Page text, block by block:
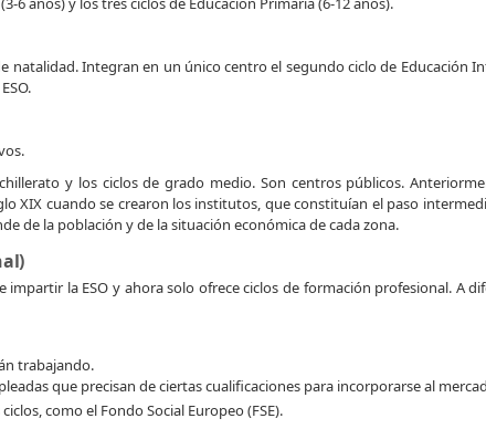
natalidad. Integran en un único centro el segundo ciclo de Educación
y los ciclos de grado medio. Son centros públicos.
XIX cuando se crearon los institutos, que constituían el paso
de la población y de la situación económica de cada zona.
la ESO y ahora solo ofrece ciclos de formación profesional. A
trabajando.
que precisan de ciertas cualificaciones para incorporarse al
como el Fondo Social Europeo (FSE).